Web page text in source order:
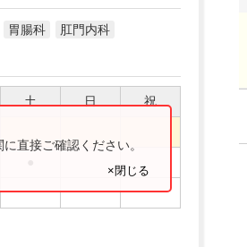
胃腸科 肛門内科
土 日 祝
直接ご確認ください。
×閉じる